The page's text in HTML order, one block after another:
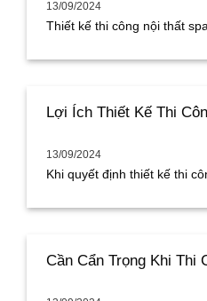
13/09/2024
Thiết kế thi công nội thất
Lợi Ích Thiết Kế Thi
13/09/2024
Khi quyết định thiết kế thi
Cần Cẩn Trọng Khi Thi